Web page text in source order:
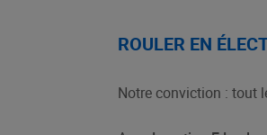
ROULER EN
Notre conviction : tout